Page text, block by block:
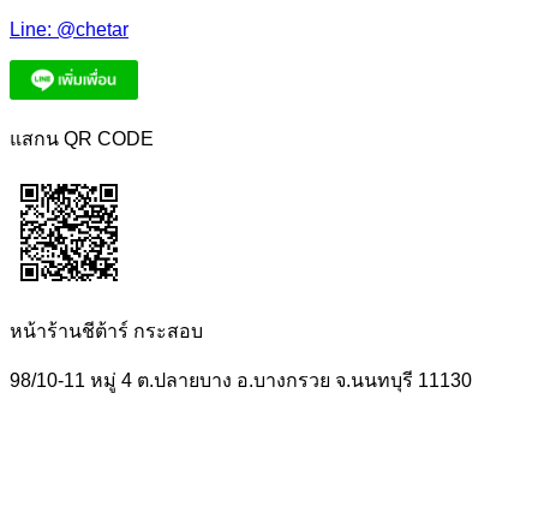
Line: @chetar
แสกน QR CODE
หน้าร้านชีต้าร์ กระสอบ
98/10-11 หมู่ 4 ต.ปลายบาง อ.บางกรวย จ.นนทบุรี 11130